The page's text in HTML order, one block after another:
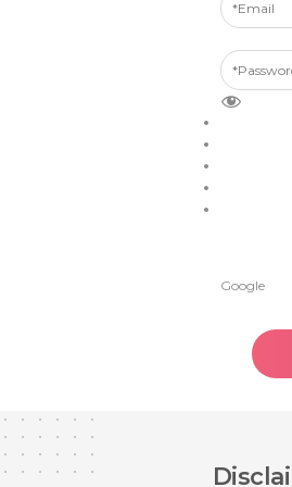
Google